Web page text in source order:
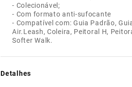
- Colecionável;
- Com formato anti-sufocante
- Compatível com: Guia Padrão,
Air.Leash, Coleira, Peitoral H,
Softer Walk.
Detalhes